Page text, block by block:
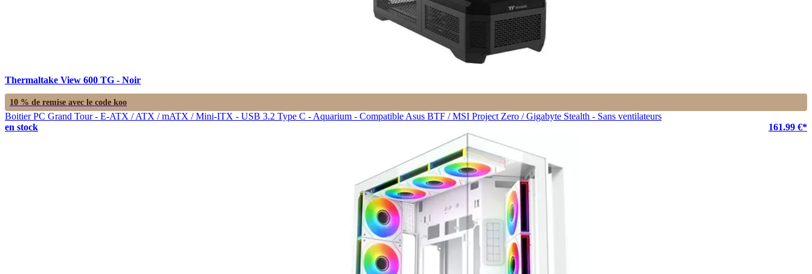
Thermaltake View 600 TG - Noir
10 % de remise avec le code koo
Boitier PC Grand Tour - E-ATX / ATX / mATX / Mini-ITX - USB 3.2 Type C - Aquarium - Compatible Asus BTF / MSI Project Zero / Gigabyte Stealth - Sans ventilateurs
en stock
161.99 €*